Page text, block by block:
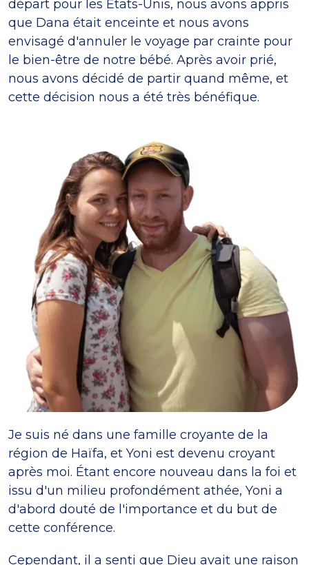
départ pour les États-Unis, nous avons appris
que Dana était enceinte et nous avons
envisagé d'annuler le voyage par crainte pour
le bien-être de notre bébé. Après avoir prié,
nous avons décidé de partir quand même, et
cette décision nous a été très bénéfique.
Je suis né dans une famille croyante de la
région de Haïfa, et Yoni est devenu croyant
après moi. Étant encore nouveau dans la foi et
issu d'un milieu profondément athée, Yoni a
d'abord douté de l'importance et du but de
cette conférence.
Cependant, il a senti que Dieu avait une raison